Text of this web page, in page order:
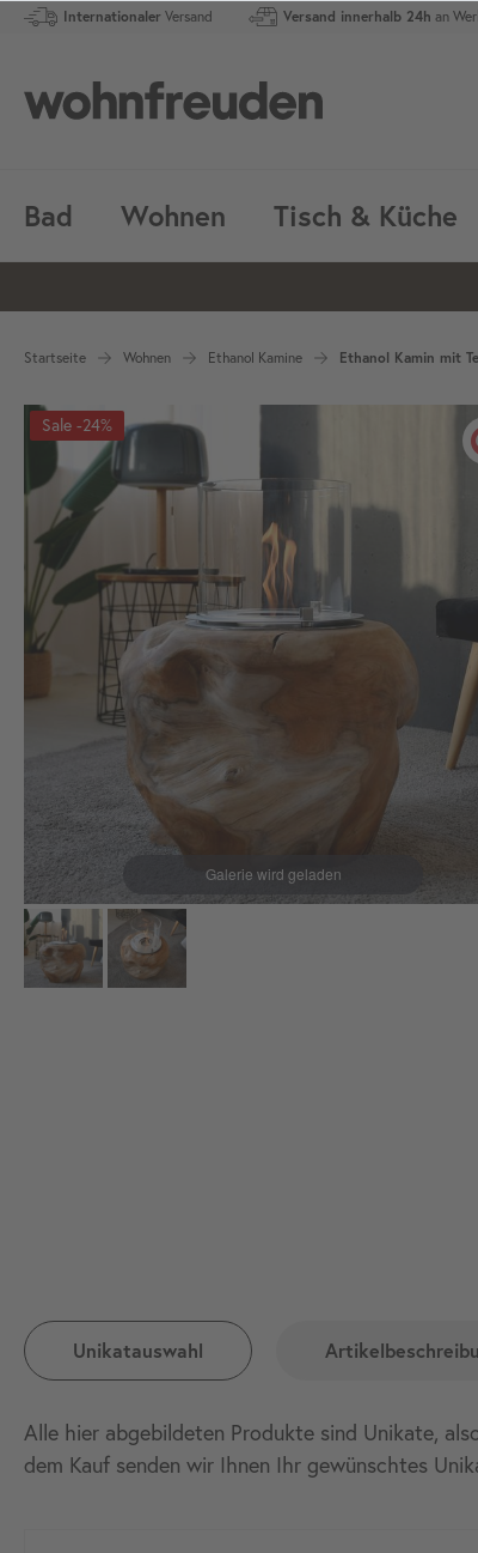
Internationaler Versand Versand innerhalb 24h an
Bad Wohnen Tisch & Küche
Startseite Wohnen Ethanol Kamine Ethanol Kamin mit
-24%
Unikatauswahl
Alle hier abgebildeten Produkte sind Unikate,
dem Kauf senden wir Ihnen Ihr gewünschtes